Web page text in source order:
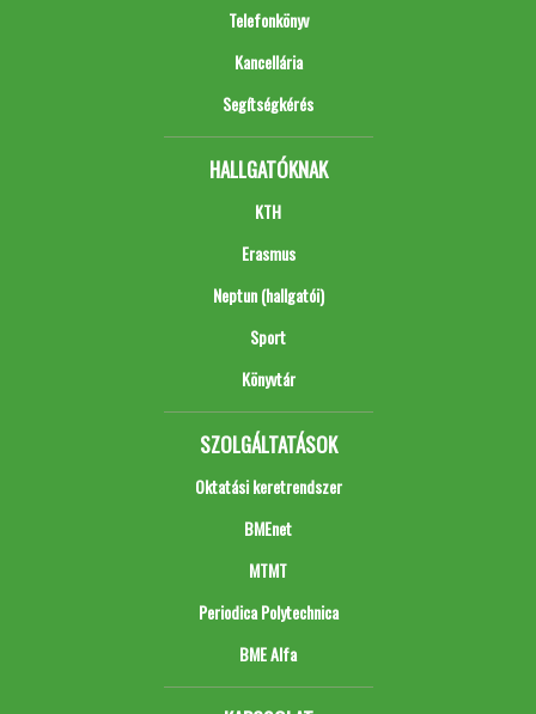
Telefonkönyv
Kancellária
Segítségkérés
HALLGATÓKNAK
KTH
Erasmus
Neptun (hallgatói)
Sport
Könyvtár
SZOLGÁLTATÁSOK
Oktatási keretrendszer
BMEnet
MTMT
Periodica Polytechnica
BME Alfa